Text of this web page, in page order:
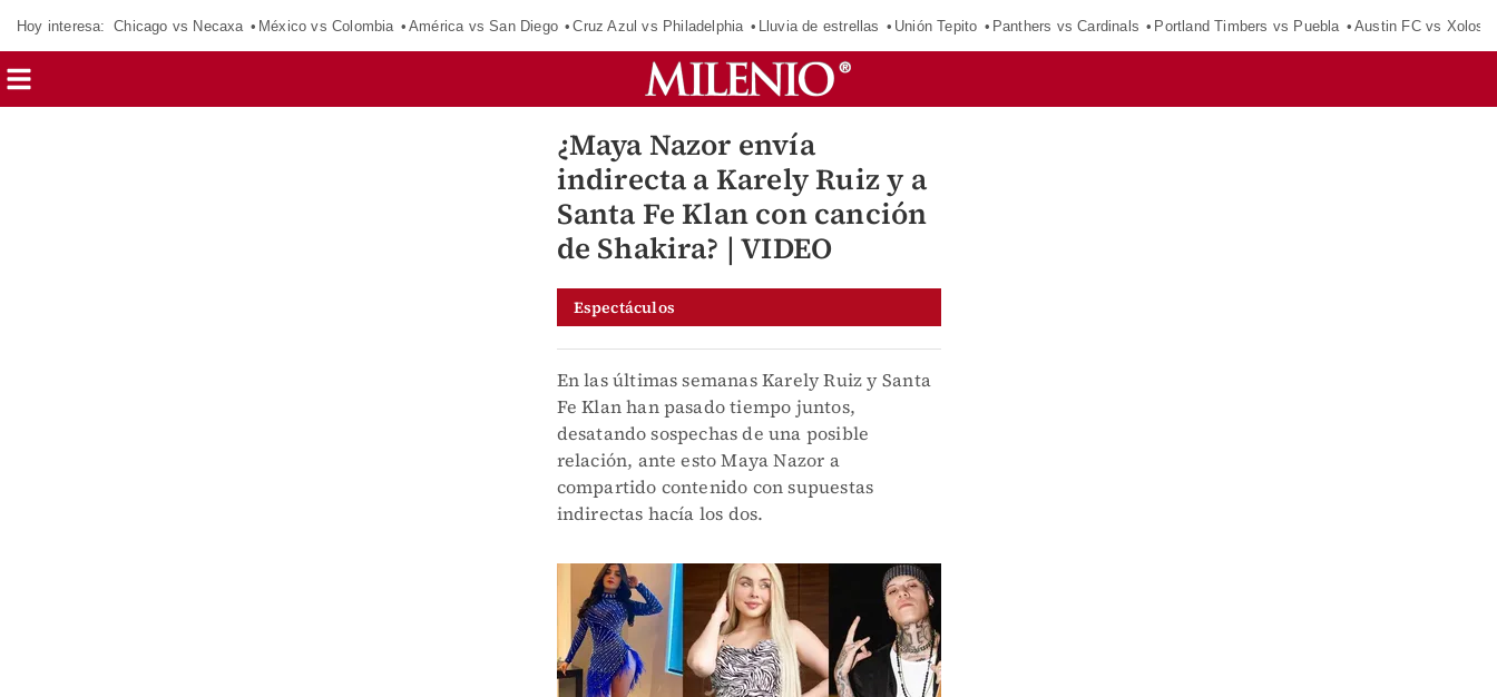
Hoy interesa: Chicago vs Necaxa México vs Colombia América vs San Diego Cruz Azul vs Philadelphia Lluvia de estrellas Unión Tepito Panthers vs Cardinals Portland Timbers vs Puebla Austin FC vs Xolos
¿Maya Nazor envía
indirecta a Karely Ruiz y a
Santa Fe Klan con canción
de Shakira? | VIDEO
Espectáculos
En las últimas semanas Karely Ruiz y Santa
Fe Klan han pasado tiempo juntos,
desatando sospechas de una posible
relación, ante esto Maya Nazor a
compartido contenido con supuestas
indirectas hacía los dos.